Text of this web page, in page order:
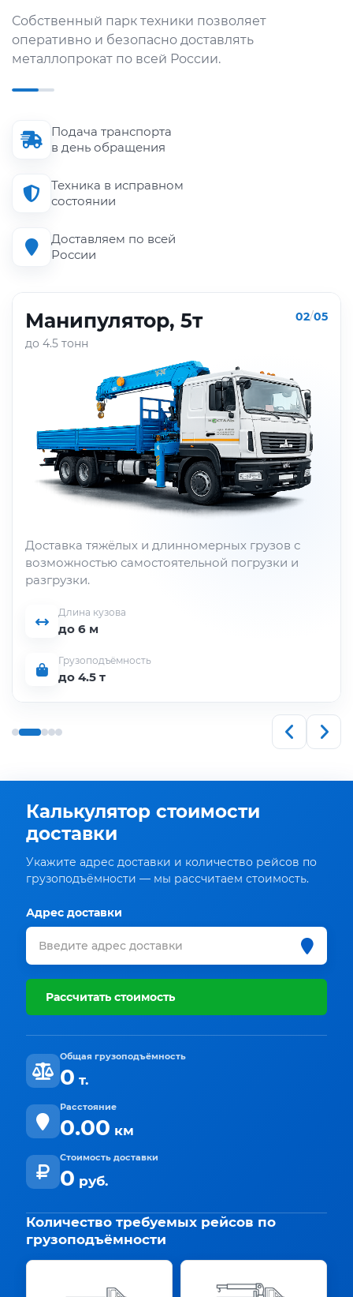
Собственный парк техники позволяет
оперативно и безопасно доставлять
металлопрокат по всей России.
Подача транспорта
в день обращения
Техника в исправном
состоянии
Доставляем по всей
России
Манипулятор, 5т
до 4.5 тонн
02/05
Доставка тяжёлых и длинномерных грузов с
возможностью самостоятельной погрузки и
разгрузки.
Длина кузова
до 6 м
Грузоподъёмность
до 4.5 т
Калькулятор стоимости
доставки
Укажите адрес доставки и количество рейсов по
грузоподъёмности — мы рассчитаем стоимость.
Адрес доставки
Рассчитать стоимость
Общая грузоподъёмность
0 т.
Расстояние
0.00 км
Стоимость доставки
0 руб.
Количество требуемых рейсов по
грузоподъёмности